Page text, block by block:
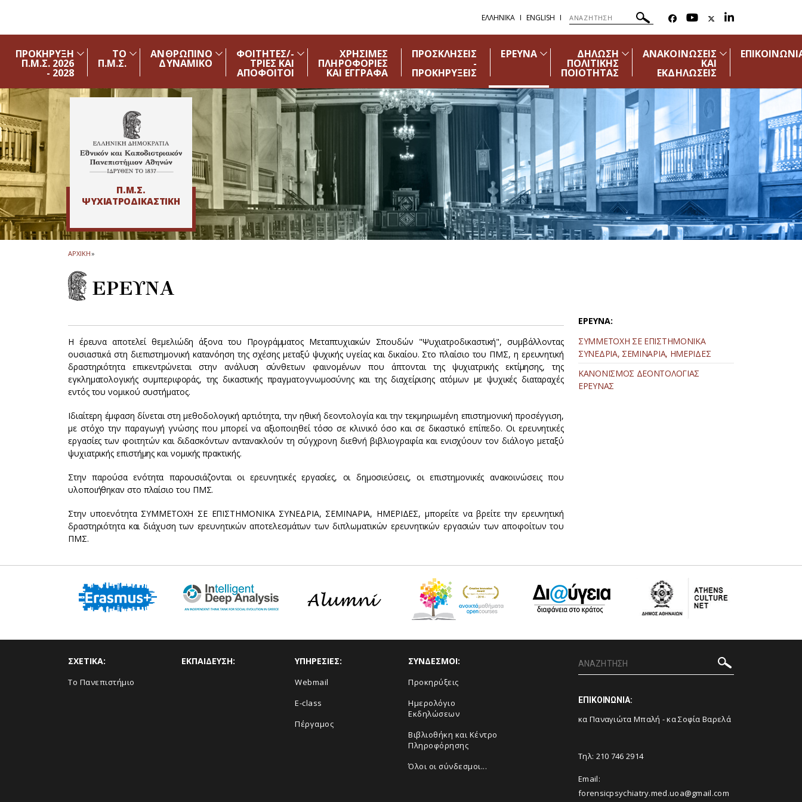
ΕΛΛΗΝΙΚΑ ENGLISH
ΠΡΟΚΗΡΥΞΗ
Π.Μ.Σ. 2026
- 2028
ΤΟ
Π.Μ.Σ.
ΑΝΘΡΩΠΙΝΟ
ΔΥΝΑΜΙΚΟ
ΦΟΙΤΗΤΕΣ/-
ΤΡΙΕΣ ΚΑΙ
ΑΠΟΦΟΙΤΟΙ
ΧΡΗΣΙΜΕΣ
ΠΛΗΡΟΦΟΡΙΕΣ
ΚΑΙ ΕΓΓΡΑΦΑ
ΠΡΟΣΚΛΗΣΕΙΣ
-
ΠΡΟΚΗΡΥΞΕΙΣ
ΕΡΕΥΝΑ ΔΗΛΩΣΗ
ΠΟΛΙΤΙΚΗΣ
ΠΟΙΟΤΗΤΑΣ
ΑΝΑΚΟΙΝΩΣΕΙΣ
ΚΑΙ
ΕΚΔΗΛΩΣΕΙΣ
Π.Μ.Σ.
ΨΥΧΙΑΤΡΟΔΙΚΑΣΤΙΚΗ
ΑΡΧΙΚΗ»
ΕΡΕΥΝΑ
Η έρευνα αποτελεί θεμελιώδη άξονα του Προγράμματος Μεταπτυχιακών Σπουδών "Ψυχιατροδικαστική", συμβάλλοντας
ουσιαστικά στη διεπιστημονική κατανόηση της σχέσης μεταξύ ψυχικής υγείας και δικαίου. Στο πλαίσιο του ΠΜΣ, η ερευνητική
δραστηριότητα επικεντρώνεται στην ανάλυση σύνθετων φαινομένων που άπτονται της ψυχιατρικής εκτίμησης, της
εγκληματολογικής συμπεριφοράς, της δικαστικής πραγματογνωμοσύνης και της διαχείρισης ατόμων με ψυχικές διαταραχές
εντός του νομικού συστήματος.
Ιδιαίτερη έμφαση δίνεται στη μεθοδολογική αρτιότητα, την ηθική δεοντολογία και την τεκμηριωμένη επιστημονική προσέγγιση,
με στόχο την παραγωγή γνώσης που μπορεί να αξιοποιηθεί τόσο σε κλινικό όσο και σε δικαστικό επίπεδο. Οι ερευνητικές
εργασίες των φοιτητών και διδασκόντων αντανακλούν τη σύγχρονη διεθνή βιβλιογραφία και ενισχύουν τον διάλογο μεταξύ
ψυχιατρικής επιστήμης και νομικής πρακτικής.
Στην παρούσα ενότητα παρουσιάζονται οι ερευνητικές εργασίες, οι δημοσιεύσεις, οι επιστημονικές ανακοινώσεις που
υλοποιήθηκαν στο πλαίσιο του ΠΜΣ.
Στην υποενότητα ΣΥΜΜΕΤΟΧΗ ΣΕ ΕΠΙΣΤΗΜΟΝΙΚΑ ΣΥΝΕΔΡΙΑ, ΣΕΜΙΝΑΡΙΑ, ΗΜΕΡΙΔΕΣ, μπορείτε να βρείτε την ερευνητική
δραστηριότητα και διάχυση των ερευνητικών αποτελεσμάτων των διπλωματικών ερευνητικών εργασιών των αποφοίτων του
ΠΜΣ.
ΕΡΕΥΝΑ:
ΣΥΜΜΕΤΟΧΗ ΣΕ ΕΠΙΣΤΗΜΟΝΙΚΑ
ΣΥΝΕΔΡΙΑ, ΣΕΜΙΝΑΡΙΑ, ΗΜΕΡΙΔΕΣ
ΚΑΝΟΝΙΣΜΟΣ ΔΕΟΝΤΟΛΟΓΙΑΣ
ΕΡΕΥΝΑΣ
ΣΧΕΤΙΚΑ:
Το Πανεπιστήμιο
ΕΚΠΑΙΔΕΥΣΗ: ΥΠΗΡΕΣΙΕΣ:
Webmail
E-class
Πέργαμος
ΣΥΝΔΕΣΜΟΙ:
Προκηρύξεις
Ημερολόγιο
Εκδηλώσεων
Βιβλιοθήκη και Κέντρο
Πληροφόρησης
Όλοι οι σύνδεσμοι...
ΕΠΙΚΟΙΝΩΝΙΑ:
κα Παναγιώτα Μπαλή - κα Σοφία Βαρελά
Τηλ: 210 746 2914
Email:
forensicpsychiatry.med.uoa@gmail.com